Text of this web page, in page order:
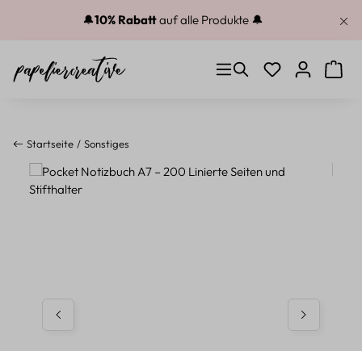
Zum Hauptinhalt springen
🔔10% Rabattauf alle Produkte 🔔
Du hast 0
Startseite Sonstiges
Bildergalerie überspringen